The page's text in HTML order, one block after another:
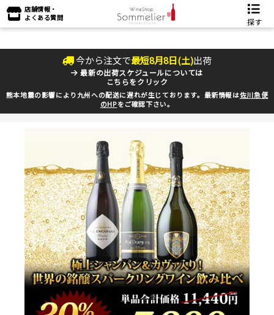
店舗情報・
よくある質問
探す
今から注文で最短8月8日(土)出荷
最新の出荷スケジュールについては
こちらをクリック
熊本地震の影響により九州への配送に遅れが生じております。最新情報は佐川急便
のHPをご確認下さい。